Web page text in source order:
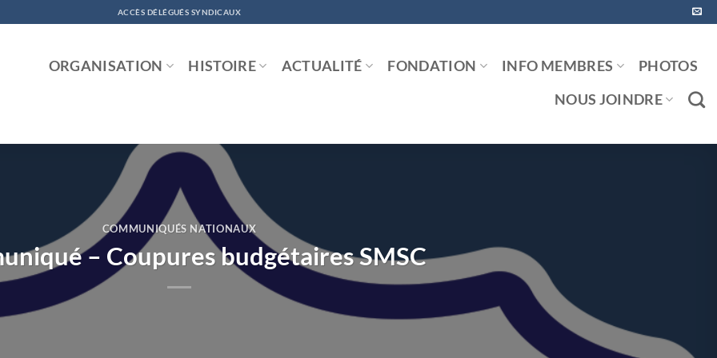
ACCÈS DÉLÉGUÉS SYNDICAUX
ORGANISATION HISTOIRE ACTUALITÉ FONDATION INFO MEMBRES
PHOTOS
NOUS JOINDRE
COMMUNIQUÉS NATIONAUX
– Coupures budgétaires SMSC